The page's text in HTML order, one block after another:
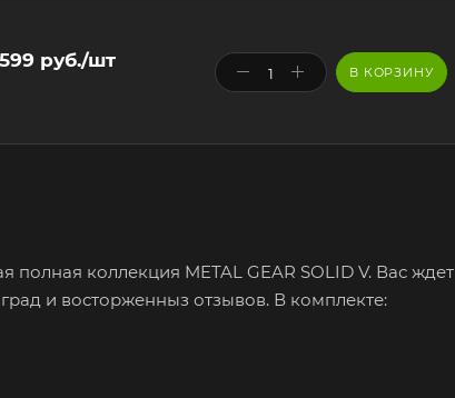
руб./шт
В КОРЗИНУ
полная коллекция METAL GEAR SOLID V. Вас ждет
и восторженныз отзывов. В комплекте: